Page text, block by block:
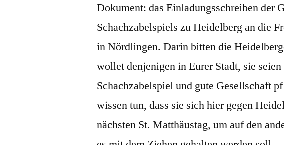
Dokument: das Einladungsschreiben der
Schachzabelspiels zu Heidelberg an die
in Nördlingen. Darin bitten die
wollet denjenigen in Eurer Stadt, sie
Schachzabelspiel und gute Gesellschaft
wissen tun, dass sie sich hier gegen
nächsten St. Matthäustag, um auf den